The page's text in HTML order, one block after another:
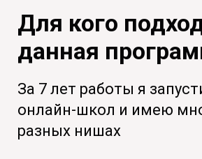
Для кого
данная
За 7 лет работы я
онлайн-школ и имею
разных нишах